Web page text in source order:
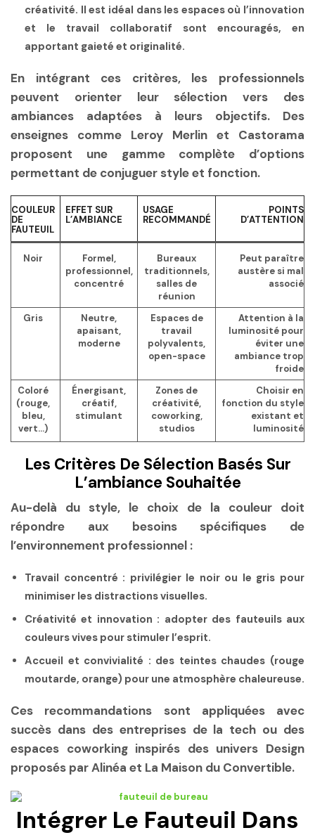
créativité. Il est idéal dans les espaces où l’innovation
et le travail collaboratif sont encouragés, en
apportant gaieté et originalité.
En intégrant ces critères, les professionnels
peuvent orienter leur sélection vers des
ambiances adaptées à leurs objectifs. Des
enseignes comme Leroy Merlin et Castorama
proposent une gamme complète d’options
permettant de conjuguer style et fonction.
COULEUR
DE
FAUTEUIL
EFFET SUR
L’AMBIANCE
USAGE
RECOMMANDÉ
POINTS
D’ATTENTION
Noir
Formel,
professionnel,
concentré
Bureaux
traditionnels,
salles de
réunion
Peut paraître
austère si mal
associé
Gris
Neutre,
apaisant,
moderne
Espaces de
travail
polyvalents,
open-space
Attention à la
luminosité pour
éviter une
ambiance trop
froide
Coloré
(rouge,
bleu,
vert…)
Énergisant,
créatif,
stimulant
Zones de
créativité,
coworking,
studios
Choisir en
fonction du style
existant et
luminosité
Les Critères De Sélection Basés Sur
L’ambiance Souhaitée
Au-delà du style, le choix de la couleur doit
répondre aux besoins spécifiques de
l’environnement professionnel :
Travail concentré : privilégier le noir ou le gris pour
minimiser les distractions visuelles.
Créativité et innovation : adopter des fauteuils aux
couleurs vives pour stimuler l’esprit.
Accueil et convivialité : des teintes chaudes (rouge
moutarde, orange) pour une atmosphère chaleureuse.
Ces recommandations sont appliquées avec
succès dans des entreprises de la tech ou des
espaces coworking inspirés des univers Design
proposés par Alinéa et La Maison du Convertible.
Intégrer Le Fauteuil Dans